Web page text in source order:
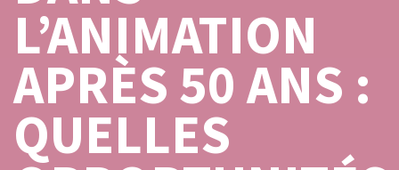
L’ANIMATION
APRÈS 50 ANS :
QUELLES